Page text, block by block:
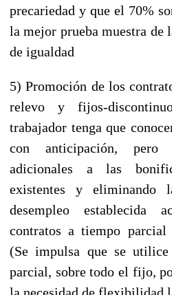
precariedad y que el 70%
la mejor prueba muestra de
de igualdad
5) Promoción de los
relevo y fijos-
trabajador tenga que
con anticipación, pero
adicionales a las
existentes y eliminando
desempleo establecida
contratos a tiempo parcial
(Se impulsa que se
parcial, sobre todo el fijo,